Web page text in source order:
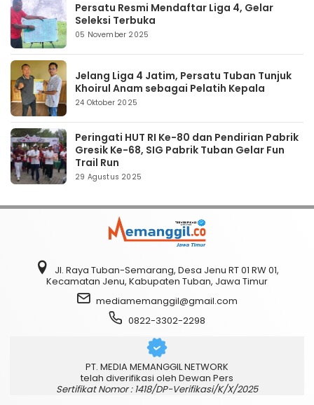
Persatu Resmi Mendaftar Liga 4, Gelar
Seleksi Terbuka
05 November 2025
Jelang Liga 4 Jatim, Persatu Tuban Tunjuk
Khoirul Anam sebagai Pelatih Kepala
24 Oktober 2025
Peringati HUT RI Ke-80 dan Pendirian Pabrik
Gresik Ke-68, SIG Pabrik Tuban Gelar Fun
Trail Run
29 Agustus 2025
Jl. Raya Tuban-Semarang, Desa Jenu RT 01 RW 01,
Kecamatan Jenu, Kabupaten Tuban, Jawa Timur
mediamemanggil@gmail.com
0822-3302-2298
PT. MEDIA MEMANGGIL NETWORK
telah diverifikasi oleh Dewan Pers
Sertifikat Nomor : 1418/DP-Verifikasi/K/X/2025